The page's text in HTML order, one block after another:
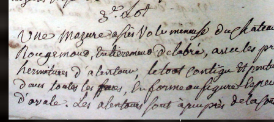
"l'an mil six cent soixante treze le ving neuvième jour du mois de
nommé fut présent Messire Claude Guillaume de Moyriat chevalier baron
vend, purement simplement et irrevocablement a monseigneur monsieur
et chavannes conseiller du roy au parlement de Bourgogne, present et
que le dit seigneur Baron de la Vellière a sur ses hommes, indivisables et
de la Velliere tout ainsi et comme le dit seigneur Baron et ses
présent......"
suivent les rentes, donation des terriers, etc... au prix de 880 livre louis